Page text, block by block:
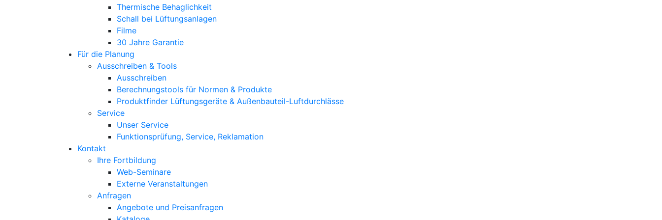
Thermische Behaglichkeit
Schall bei Lüftungsanlagen
Filme
30 Jahre Garantie
Für die Planung
Ausschreiben & Tools
Ausschreiben
Berechnungstools für Normen & Produkte
Produktfinder Lüftungsgeräte & Außenbauteil-Luftdurchlässe
Service
Unser Service
Funktionsprüfung, Service, Reklamation
Kontakt
Ihre Fortbildung
Web-Seminare
Externe Veranstaltungen
Anfragen
Angebote und Preisanfragen